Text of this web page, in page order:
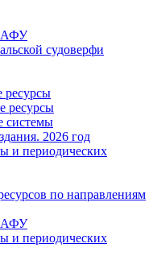
судоверфи
ресурсы
ресурсы
системы
2026 год
и периодических
по направлениям
и периодических